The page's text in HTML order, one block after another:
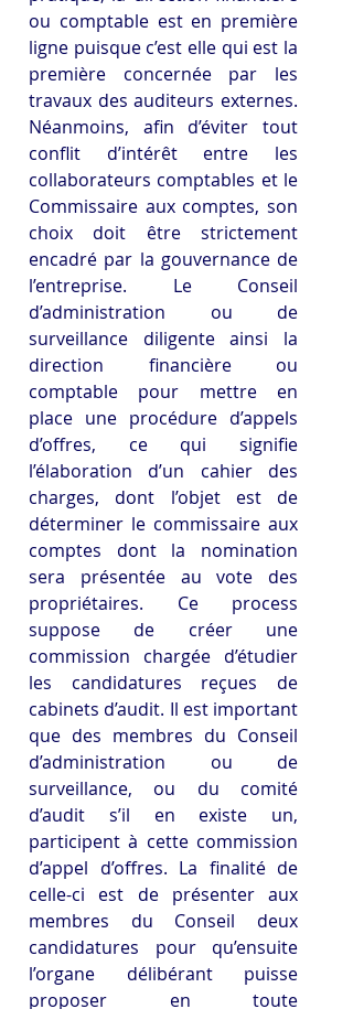
ou comptable est en première
ligne puisque c’est elle qui est la
première concernée par les
travaux des auditeurs externes.
Néanmoins, afin d’éviter tout
conflit d’intérêt entre les
collaborateurs comptables et le
Commissaire aux comptes, son
choix doit être strictement
encadré par la gouvernance de
l’entreprise. Le Conseil
d’administration ou de
surveillance diligente ainsi la
direction financière ou
comptable pour mettre en
place une procédure d’appels
d’offres, ce qui signifie
l’élaboration d’un cahier des
charges, dont l’objet est de
déterminer le commissaire aux
comptes dont la nomination
sera présentée au vote des
propriétaires. Ce process
suppose de créer une
commission chargée d’étudier
les candidatures reçues de
cabinets d’audit. Il est important
que des membres du Conseil
d’administration ou de
surveillance, ou du comité
d’audit s’il en existe un,
participent à cette commission
d’appel d’offres. La finalité de
celle-ci est de présenter aux
membres du Conseil deux
candidatures pour qu’ensuite
l’organe délibérant puisse
proposer en toute